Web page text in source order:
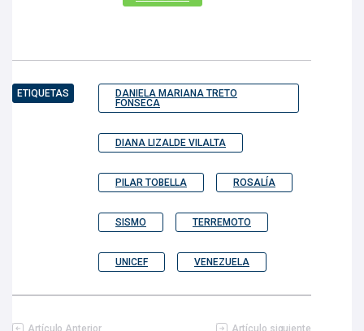
ETIQUETAS
DANIELA MARIANA TRETO
FONSECA
DIANA LIZALDE VILALTA
PILAR TOBELLA ROSALÍA
SISMO TERREMOTO
UNICEF VENEZUELA